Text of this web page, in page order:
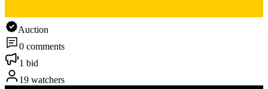
Auction
0 comments
1 bid
19 watchers